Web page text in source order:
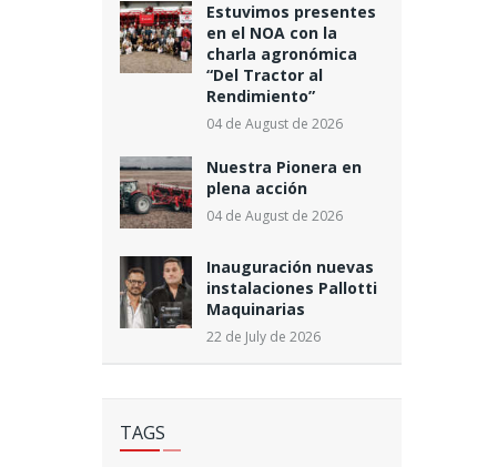
Estuvimos presentes
en el NOA con la
charla agronómica
“Del Tractor al
Rendimiento”
04 de August de 2026
Nuestra Pionera en
plena acción
04 de August de 2026
Inauguración nuevas
instalaciones Pallotti
Maquinarias
22 de July de 2026
TAGS